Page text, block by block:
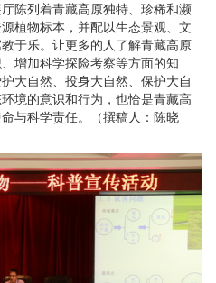
陈列着青藏高原独特、珍稀和濒
植物标本，并配以生态景观、文
于乐。让更多的人了解青藏高原
增加科学探险考察等方面的知
大自然、投身大自然、保护大自
境的意识和行为，也恰是青藏高
与科学责任。（撰稿人：陈晓